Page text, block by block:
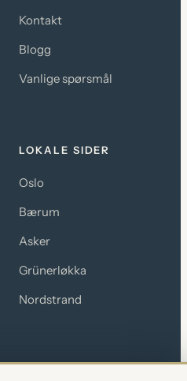
Kontakt
Blogg
Vanlige spørsmål
LOKALE SIDER
Oslo
Bærum
Asker
Grünerløkka
Nordstrand